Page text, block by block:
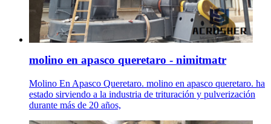
molino en apasco queretaro - nimitmatr
Molino En Apasco Queretaro. molino en apasco queretaro. ha
estado sirviendo a la industria de trituración y pulverización
durante más de 20 años,